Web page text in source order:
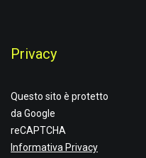
Privacy
Questo sito è protetto
da Google
reCAPTCHA
Informativa Privacy